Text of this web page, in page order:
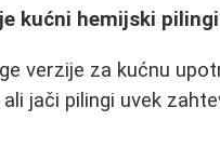
kućni hemijski
verzije za kućnu
jači pilingi uvek